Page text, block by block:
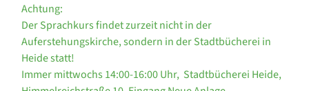
Achtung:
Der Sprachkurs findet zurzeit nicht in der
Auferstehungskirche, sondern in der Stadtbücherei in
Heide statt!
Immer mittwochs 14:00-16:00 Uhr, Stadtbücherei Heide,